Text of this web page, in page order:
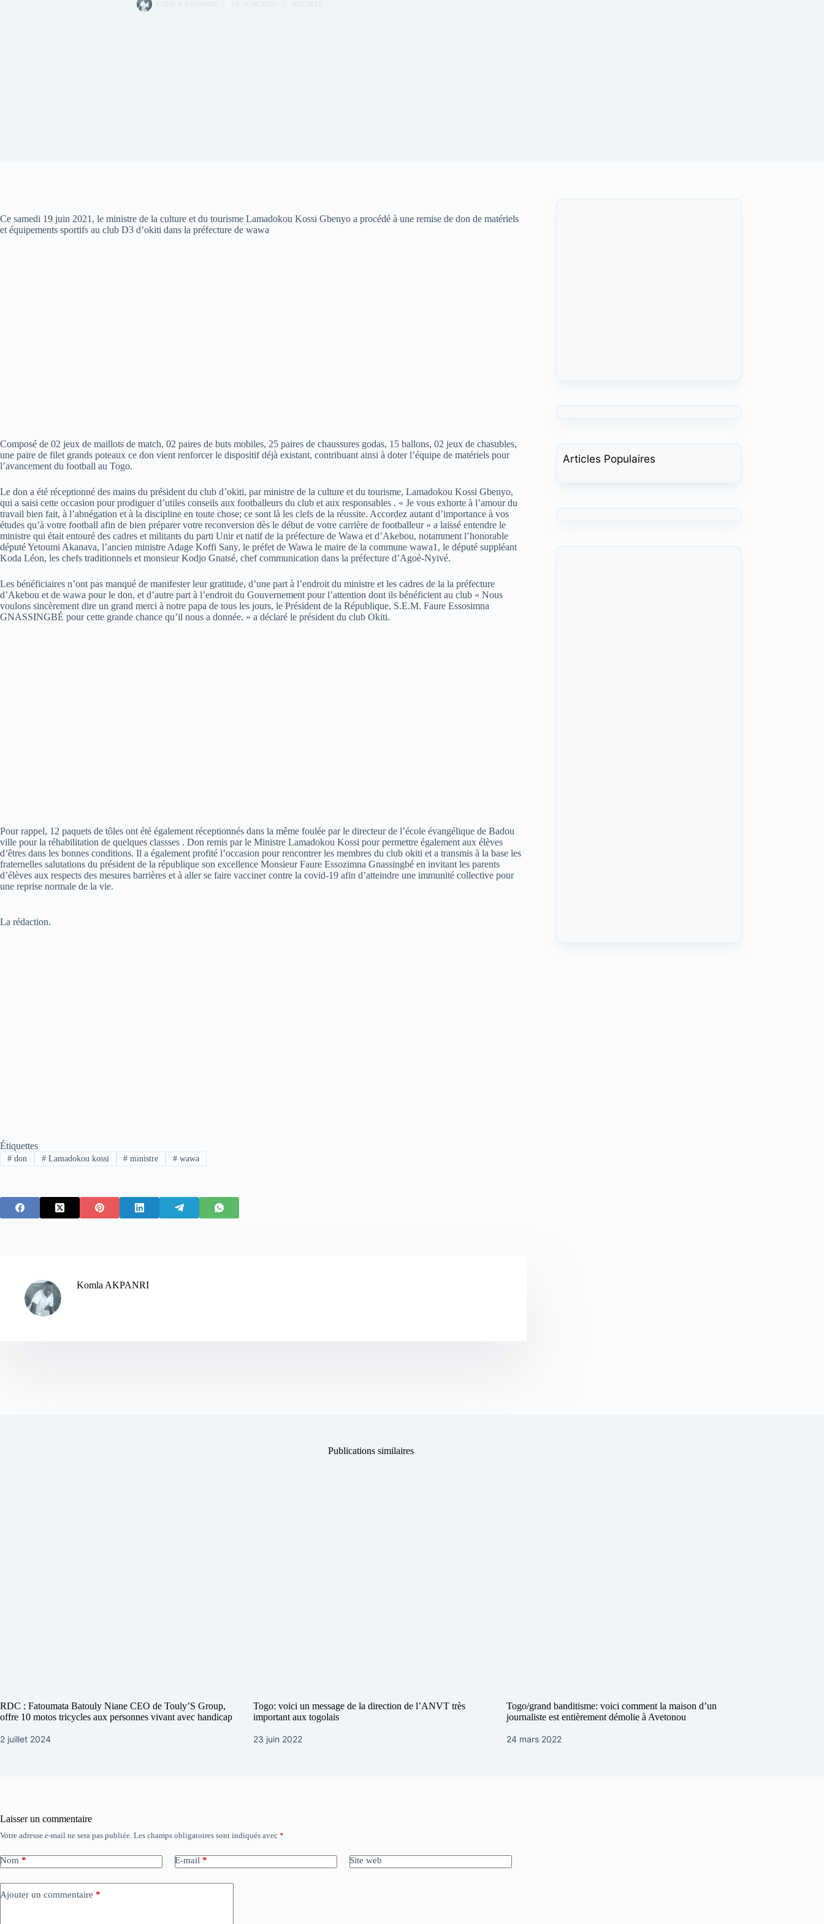
Ce samedi 19 juin 2021, le ministre de la culture et du tourisme Lamadokou Kossi Gbenyo a procédé à une remise de don de matériels
et équipements sportifs au club D3 d’okiti dans la préfecture de wawa
Composé de 02 jeux de maillots de match, 02 paires de buts mobiles, 25 paires de chaussures godas, 15 ballons, 02 jeux de chasubles,
une paire de filet grands poteaux ce don vient renforcer le dispositif déjà existant, contribuant ainsi à doter l’équipe de matériels pour
l’avancement du football au Togo.
Le don a été réceptionné des mains du président du club d’okiti, par ministre de la culture et du tourisme, Lamadokou Kossi Gbenyo,
qui a saisi cette occasion pour prodiguer d’utiles conseils aux footballeurs du club et aux responsables . « Je vous exhorte à l’amour du
travail bien fait, à l’abnégation et à la discipline en toute chose; ce sont là les clefs de la réussite. Accordez autant d’importance à vos
études qu’à votre football afin de bien préparer votre reconversion dès le début de votre carrière de footballeur » a laissé entendre le
ministre qui était entouré des cadres et militants du parti Unir et natif de la préfecture de Wawa et d’Akebou, notamment l’honorable
député Yetoumi Akanava, l’ancien ministre Adage Koffi Sany, le préfet de Wawa le maire de la commune wawa1, le député suppléant
Koda Léon, les chefs traditionnels et monsieur Kodjo Gnatsé, chef communication dans la préfecture d’Agoè-Nyivé.
Les bénéficiaires n’ont pas manqué de manifester leur gratitude, d’une part à l’endroit du ministre et les cadres de la la préfecture
d’Akebou et de wawa pour le don, et d’autre part à l’endroit du Gouvernement pour l’attention dont ils bénéficient au club « Nous
voulons sincèrement dire un grand merci à notre papa de tous les jours, le Président de la République, S.E.M. Faure Essosimna
GNASSINGBÉ pour cette grande chance qu’il nous a donnée. » a déclaré le président du club Okiti.
Pour rappel, 12 paquets de tôles ont été également réceptionnés dans la même foulée par le directeur de l’école évangélique de Badou
ville pour la réhabilitation de quelques classses . Don remis par le Ministre Lamadokou Kossi pour permettre également aux élèves
d’êtres dans les bonnes conditions. Il a également profité l’occasion pour rencontrer les membres du club okiti et a transmis à la base les
fraternelles salutations du président de la république son excellence Monsieur Faure Essozimna Gnassingbé en invitant les parents
d’élèves aux respects des mesures barrières et à aller se faire vacciner contre la covid-19 afin d’atteindre une immunité collective pour
une reprise normale de la vie.
La rédaction.
Étiquettes
#don #Lamadokou kossi # ministre # wawa
Komla AKPANRI
Articles Populaires
Publications similaires
RDC : Fatoumata Batouly Niane CEO de Touly’S Group,
offre 10 motos tricycles aux personnes vivant avec handicap
2 juillet 2024
Togo: voici un message de la direction de l’ANVT très
important aux togolais
23 juin 2022
Togo/grand banditisme: voici comment la maison d’un
journaliste est entièrement démolie à Avetonou
24 mars 2022
Laisser un commentaire
Votre adresse e-mail ne sera pas publiée. Les champs obligatoires sont indiqués avec *
Nom * E-mail * Site web
Ajouter un commentaire *